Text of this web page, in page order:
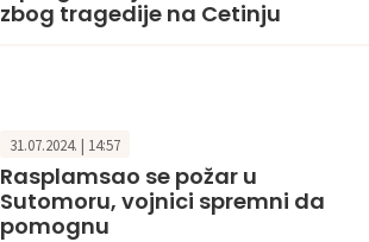
zbog tragedije na Cetinju
31.07.2024. | 14:57
Rasplamsao se požar u
Sutomoru, vojnici spremni da
pomognu